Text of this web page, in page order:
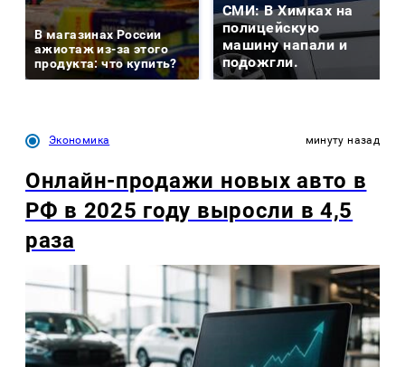
В магазинах России
ажиотаж из-за этого
продукта: что купить?
СМИ: В Химках на
полицейскую
машину напали и
подожгли.
Экономика минуту назад
Онлайн-продажи новых авто в
РФ в 2025 году выросли в 4,5
раза